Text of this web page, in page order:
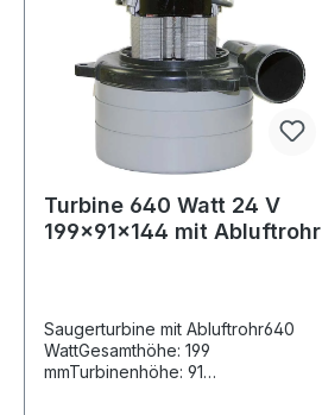
Turbine 640 Watt 24 V
199x91x144 mit Abluftrohr
Saugerturbine mit Abluftrohr640
WattGesamthöhe: 199
mmTurbinenhöhe: 91